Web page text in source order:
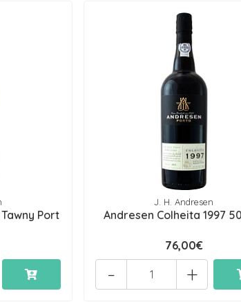
Port
J. H. Andresen
Andresen Colheita 1997
76,00€
+
-